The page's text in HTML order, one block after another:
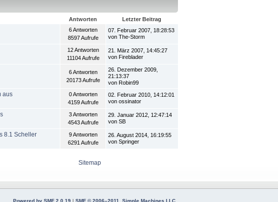
Antworten Letzter Beitrag
6 Antworten
8597 Aufrufe
07. Februar 2007, 18:28:53
von The-Storm
12 Antworten
11104 Aufrufe
21. März 2007, 14:45:27
von Fireblader
6 Antworten
20173 Aufrufe
26. Dezember 2009,
21:13:37
von Robin99
aus
0 Antworten
4159 Aufrufe
02. Februar 2010, 14:12:01
von ossinator
3 Antworten
4543 Aufrufe
29. Januar 2012, 12:47:14
von SB
8.1 Scheller
9 Antworten
6291 Aufrufe
26. August 2014, 16:19:55
von Springer
Sitemap
Powered by SMF 2.0.19 | SMF © 2006–2011, Simple Machines LLC